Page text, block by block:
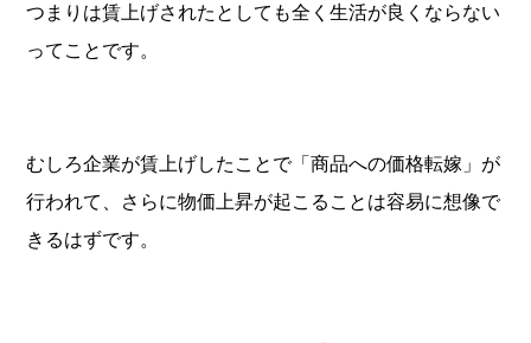
つまりは賃上げされたとしても全く生活が良くならない
ってことです。
むしろ企業が賃上げしたことで「商品への価格転嫁」が
行われて、さらに物価上昇が起こることは容易に想像で
きるはずです。